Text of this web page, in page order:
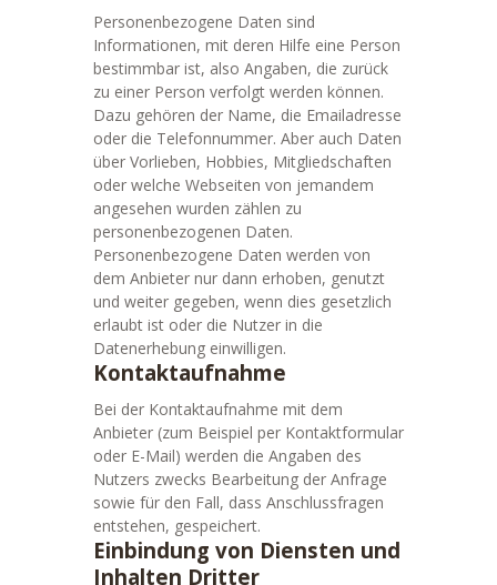
Personenbezogene Daten sind
Informationen, mit deren Hilfe eine Person
bestimmbar ist, also Angaben, die zurück
zu einer Person verfolgt werden können.
Dazu gehören der Name, die Emailadresse
oder die Telefonnummer. Aber auch Daten
über Vorlieben, Hobbies, Mitgliedschaften
oder welche Webseiten von jemandem
angesehen wurden zählen zu
personenbezogenen Daten.
Personenbezogene Daten werden von
dem Anbieter nur dann erhoben, genutzt
und weiter gegeben, wenn dies gesetzlich
erlaubt ist oder die Nutzer in die
Datenerhebung einwilligen.
Kontaktaufnahme
Bei der Kontaktaufnahme mit dem
Anbieter (zum Beispiel per Kontaktformular
oder E-Mail) werden die Angaben des
Nutzers zwecks Bearbeitung der Anfrage
sowie für den Fall, dass Anschlussfragen
entstehen, gespeichert.
Einbindung von Diensten und
Inhalten Dritter